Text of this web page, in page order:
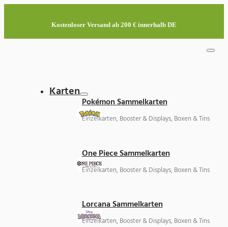
Kostenloser Versand ab 200 € innerhalb DE
Karten
Pokémon Sammelkarten
Einzelkarten, Booster & Displays, Boxen & Tins
One Piece Sammelkarten
Einzelkarten, Booster & Displays, Boxen & Tins
Lorcana Sammelkarten
Einzelkarten, Booster & Displays, Boxen & Tins